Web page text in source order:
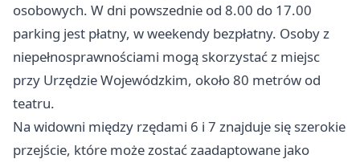
osobowych. W dni powszednie od 8.00 do 17.00
parking jest płatny, w weekendy bezpłatny. Osoby z
niepełnosprawnościami mogą skorzystać z miejsc
przy Urzędzie Wojewódzkim, około 80 metrów od
teatru.
Na widowni między rzędami 6 i 7 znajduje się szerokie
przejście, które może zostać zaadaptowane jako